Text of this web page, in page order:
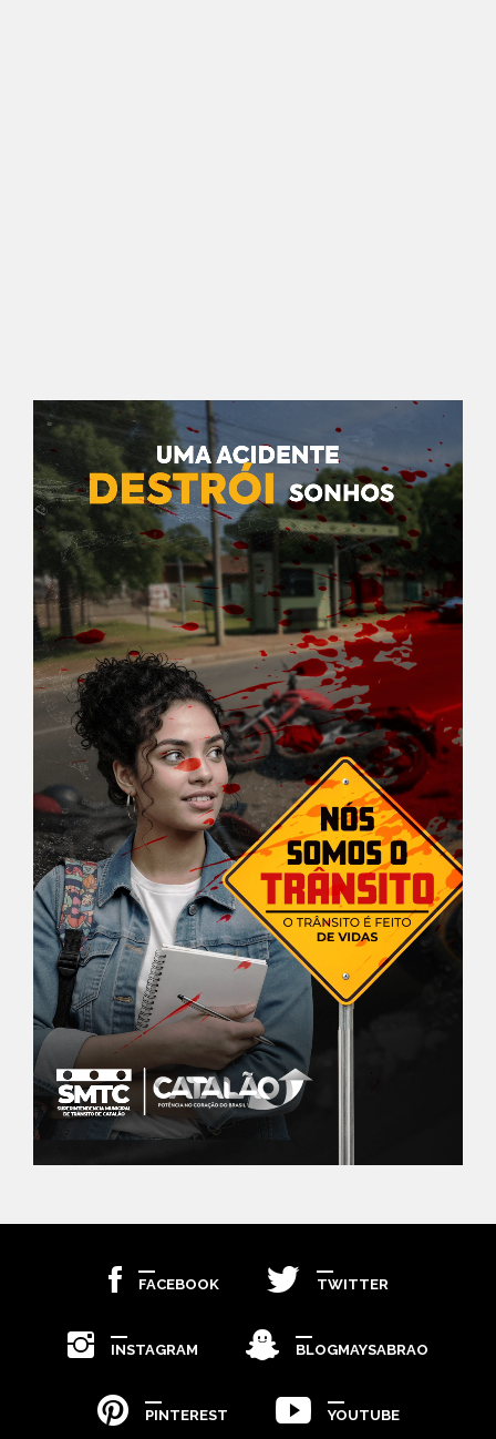
FACEBOOK TWITTER
INSTAGRAM BLOGMAYSABRAO
PINTEREST YOUTUBE